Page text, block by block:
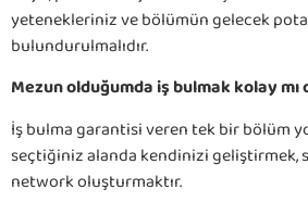
yetenekleriniz ve bölümün gelecek
bulundurulmalıdır.
Mezun olduğumda iş bulmak kolay mı
İş bulma garantisi veren tek bir bölüm
seçtiğiniz alanda kendinizi geliştirmek,
network oluşturmaktır.